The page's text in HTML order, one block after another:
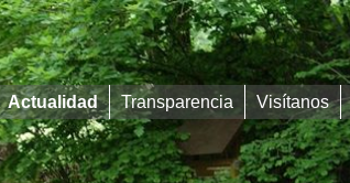
Actualidad Transparencia Visítanos